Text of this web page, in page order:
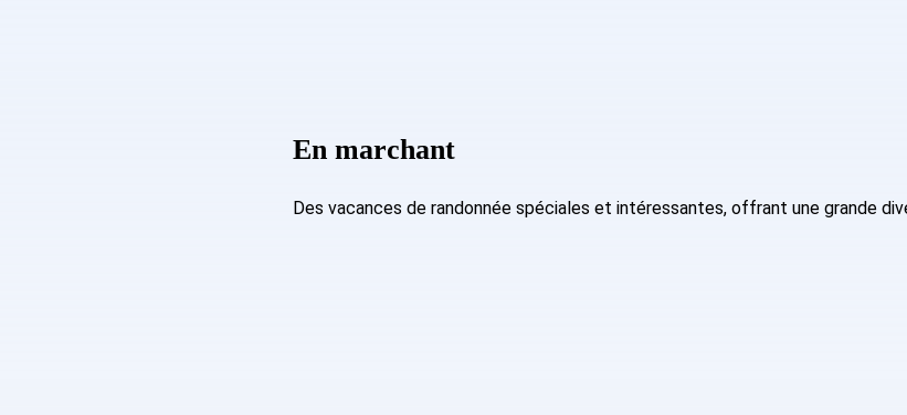
En marchant
Des vacances de randonnée spéciales et intéressantes, offrant une grande